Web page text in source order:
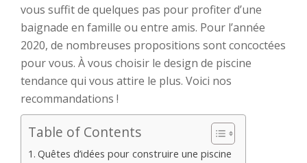
vous suffit de quelques pas pour profiter d’une
baignade en famille ou entre amis. Pour l’année
2020, de nombreuses propositions sont concoctées
pour vous. À vous choisir le design de piscine
tendance qui vous attire le plus. Voici nos
recommandations !
Table of Contents
Quêtes d’idées pour construire une piscine